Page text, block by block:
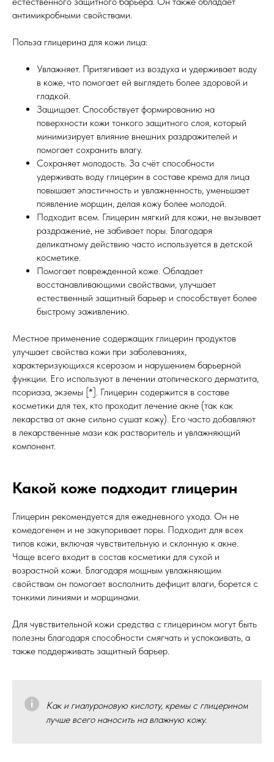
антимикробными свойствами.
Польза глицерина для кожи лица:
Увлажняет. Притягивает из воздуха и удерживает воду
в коже, что помогает ей выглядеть более здоровой и
гладкой.
Защищает. Способствует формированию на
поверхности кожи тонкого защитного слоя, который
минимизирует влияние внешних раздражителей и
помогает сохранить влагу.
Сохраняет молодость. За счёт способности
удерживать воду глицерин в составе крема для лица
повышает эластичность и увлажненность, уменьшает
появление морщин, делая кожу более молодой.
Подходит всем. Глицерин мягкий для кожи, не вызывает
раздражение, не забивает поры. Благодаря
деликатному действию часто используется в детской
косметике.
Помогает поврежденной коже. Обладает
восстанавливающими свойствами, улучшает
естественный защитный барьер и способствует более
быстрому заживлению.
Местное применение содержащих глицерин продуктов
улучшает свойства кожи при заболеваниях,
характеризующихся ксерозом и нарушением барьерной
функции. Его используют в лечении атопического дерматита,
псориаза, экземы [*]. Глицерин содержится в составе
косметики для тех, кто проходит лечение акне (так как
лекарства от акне сильно сушат кожу). Его часто добавляют
в лекарственные мази как растворитель и увлажняющий
компонент.
Какой коже подходит глицерин
Глицерин рекомендуется для ежедневного ухода. Он не
комедогенен и не закупоривает поры. Подходит для всех
типов кожи, включая чувствительную и склонную к акне.
Чаще всего входит в состав косметики для сухой и
возрастной кожи. Благодаря мощным увлажняющим
свойствам он помогает восполнить дефицит влаги, борется с
тонкими линиями и морщинами.
Для чувствительной кожи средства с глицерином могут быть
полезны благодаря способности смягчать и успокаивать, а
также поддерживать защитный барьер.
Как и гиалуроновую кислоту, кремы с глицерином
лучше всего наносить на влажную кожу.